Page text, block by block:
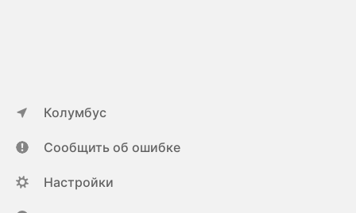
Колумбус
Сообщить об ошибке
Настройки